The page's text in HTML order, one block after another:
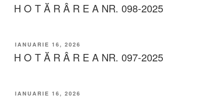
H O T Ă R Â R E A NR. 098-2025
IANUARIE 16, 2026
H O T Ă R Â R E A NR. 097-2025
IANUARIE 16, 2026